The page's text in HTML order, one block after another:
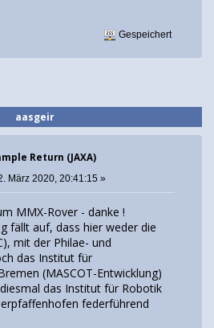
Gespeichert
aasgeir
Return (JAXA)
März 2020, 20:41:15 »
MMX-Rover - danke !
fällt auf, dass hier weder die
mit der Philae- und
das Institut für
(MASCOT-Entwicklung)
das Institut für Robotik
federführend